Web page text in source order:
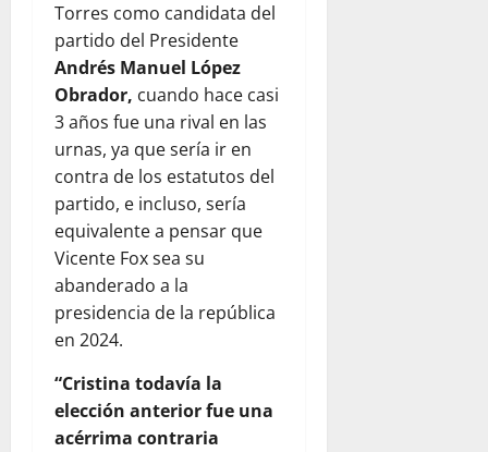
Torres como candidata del
partido del Presidente
Andrés Manuel López
Obrador, cuando hace casi
3 años fue una rival en las
urnas, ya que sería ir en
contra de los estatutos del
partido, e incluso, sería
equivalente a pensar que
Vicente Fox sea su
abanderado a la
presidencia de la república
en 2024.
“Cristina todavía la
elección anterior fue una
acérrima contraria